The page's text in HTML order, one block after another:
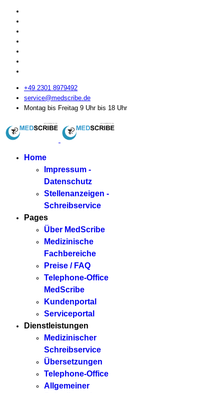
+49 2301 8979492
service@medscribe.de
Montag bis Freitag 9 Uhr bis 18 Uhr
Home
Impressum -
Datenschutz
Stellenanzeigen -
Schreibservice
Pages
Über MedScribe
Medizinische
Fachbereiche
Preise / FAQ
Telephone-Office
MedScribe
Kundenportal
Serviceportal
Dienstleistungen
Medizinischer
Schreibservice
Übersetzungen
Telephone-Office
Allgemeiner